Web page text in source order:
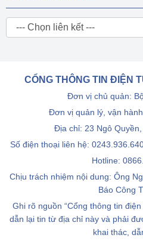
CỔNG THÔNG TIN ĐIỆN
Đơn vị chủ quản:
Đơn vị quản lý, vận
Địa chỉ: 23 Ngô
Số điện thoại liên hệ:
Hotline:
Chịu trách nhiệm nội dung: Ông
Báo Công
Ghi rõ nguồn “Cổng thông tin
dẫn lại tin từ địa chỉ này và phải
khai thác,